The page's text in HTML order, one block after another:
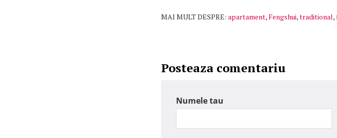
MAI MULT DESPRE: apartament,Fengshui,traditional,
Posteaza comentariu
Numele tau